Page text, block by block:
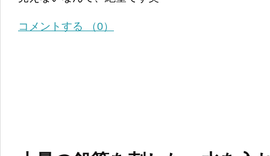
コメントする （0）